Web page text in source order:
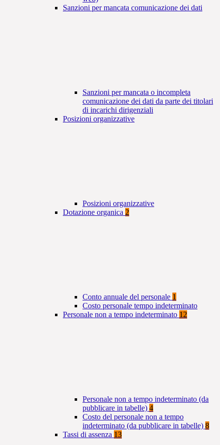
Sanzioni per mancata comunicazione dei dati
Sanzioni per mancata o incompleta
comunicazione dei dati da parte dei titolari
di incarichi dirigenziali
Posizioni organizzative
Posizioni organizzative
Dotazione organica 2
Conto annuale del personale 1
Costo personale tempo indeterminato
Personale non a tempo indeterminato 12
Personale non a tempo indeterminato (da
pubblicare in tabelle) 4
Costo del personale non a tempo
indeterminato (da pubblicare in tabelle) 8
Tassi di assenza 13